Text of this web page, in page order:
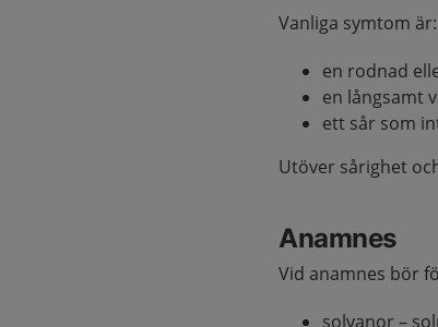
Vanliga symtom är:
en rodnad
en långsamt
ett sår som
Utöver sårighet
Anamnes
Vid anamnes bör
solvanor –